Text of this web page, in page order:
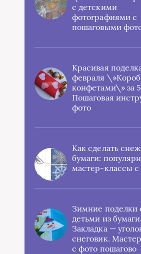
с детскими
фотографиями с
пошаговыми
Красивая
февраля
конфетами\» за
Пошаговая
фото
Как сделать
бумаги:
мастер-классы
Зимние поделки
детьми из бумаги.
Закладка —
снеговик.
с фото пошагово